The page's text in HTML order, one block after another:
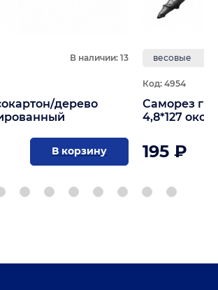
В наличии: 13
дерево
В корзину
весовые
Код: 4954
Саморез
4,8*127
195 ₽